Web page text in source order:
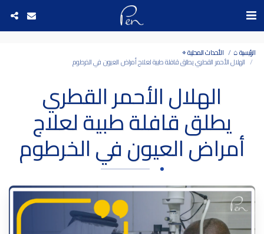
الرئيسية ⌂ الأحداث المحلية ⌖
الهلال الأحمر القطري يطلق قافلة طبية لعلاج أمراض العيون في الخرطوم
الهلال الأحمر القطري
يطلق قافلة طبية لعلاج
أمراض العيون في الخرطوم